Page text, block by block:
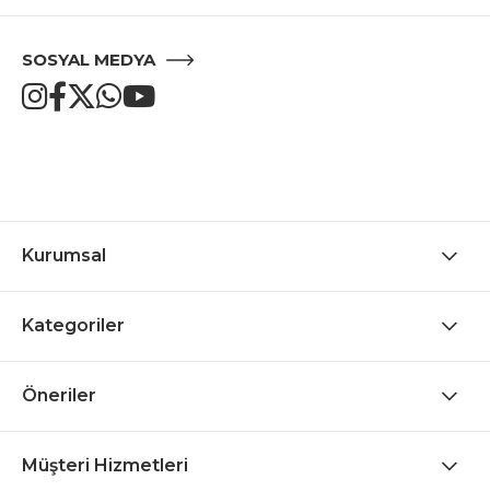
SOSYAL MEDYA
Kurumsal
Kategoriler
Öneriler
Müşteri Hizmetleri